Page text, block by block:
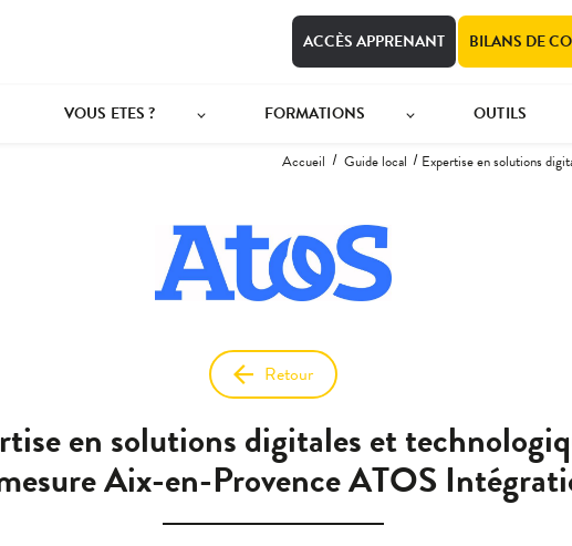
ACCÈS APPRENANT BILANS DE
VOUS ETES ? FORMATIONS OUTILS
Accueil Guide local Expertise en solutions
Retour
en solutions digitales et
Aix-en-Provence ATOS